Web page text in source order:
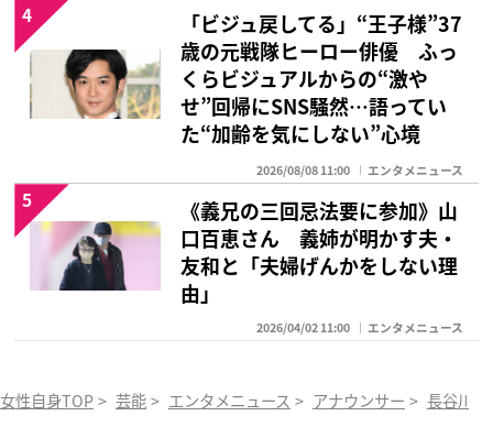
「ビジュ戻してる」“王子様”37
歳の元戦隊ヒーロー俳優 ふっ
くらビジュアルからの“激や
せ”回帰にSNS騒然…語ってい
た“加齢を気にしない”心境
2026/08/08 11:00 エンタメニュース
4
《義兄の三回忌法要に参加》山
口百恵さん 義姉が明かす夫・
友和と「夫婦げんかをしない理
由」
2026/04/02 11:00 エンタメニュース
5
女性自身TOP > 芸能 > エンタメニュース > アナウンサー > 長谷川豊